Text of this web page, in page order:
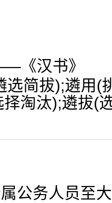
《汉书》
选简拔);遴用(
淘汰);遴拔(
公务人员至